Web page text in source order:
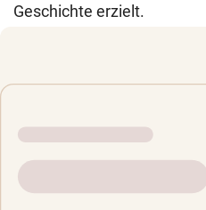
Geschichte erzielt.